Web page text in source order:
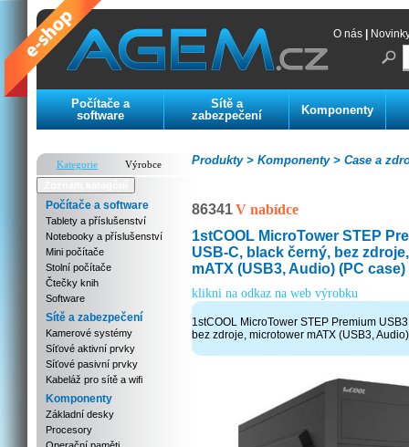
O nás
Počítače a
software
Sítě a
zabezpečení
Komponenty
Kategorie
Výrobce
Počítače a software
Tablety a příslušenství
Notebooky a příslušenství
Mini počítače
Stolní počítače
Čtečky knih
Software
Sítě a zabezpečení
Kamerové systémy
Síťové aktivní prvky
Síťové pasivní prvky
Kabeláž pro sítě a wifi
Komponenty
Základní desky
Procesory
Case a
Komponenty >
Produkty >
86341V nabídce
1stCOOL MicroTower STEP
USB-C, black černý, bez
mATX (USB3, Audio) (PC case)
klikni na odkaz na web výrobku
1stCOOL MicroTower STEP Premium
bez zdroje, microtower mATX (USB3,